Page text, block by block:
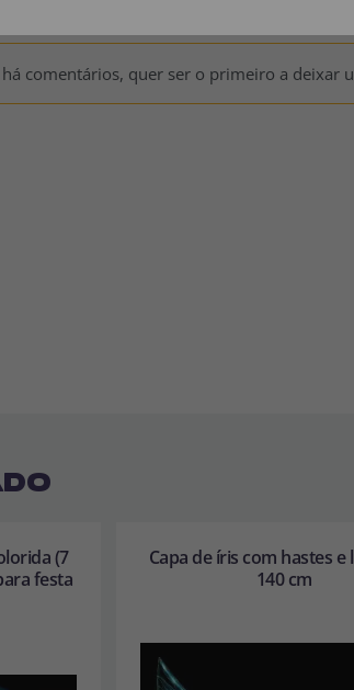
comentários, quer ser o primeiro a deixar
(7
festa
Capa de íris com hastes e
140 cm